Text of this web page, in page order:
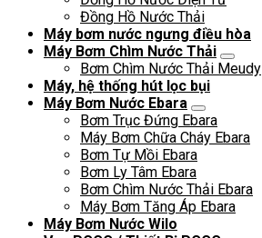
Đồng Hồ Nước Thải
Máy bơm nước ngưng điều hòa
Máy Bơm Chìm Nước Thải
Bơm Chìm Nước Thải Meudy
Máy, hệ thống hút lọc bụi
Máy Bơm Nước Ebara
Bơm Trục Đứng Ebara
Máy Bơm Chữa Cháy Ebara
Bơm Tự Mồi Ebara
Bơm Ly Tâm Ebara
Bơm Chìm Nước Thải Ebara
Máy Bơm Tăng Áp Ebara
Máy Bơm Nước Wilo